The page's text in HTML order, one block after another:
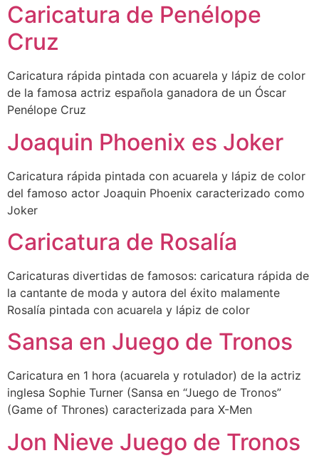
Caricatura de Penélope
Cruz
Caricatura rápida pintada con acuarela y lápiz de color
de la famosa actriz española ganadora de un Óscar
Penélope Cruz
Joaquin Phoenix es Joker
Caricatura rápida pintada con acuarela y lápiz de color
del famoso actor Joaquin Phoenix caracterizado como
Joker
Caricatura de Rosalía
Caricaturas divertidas de famosos: caricatura rápida de
la cantante de moda y autora del éxito malamente
Rosalía pintada con acuarela y lápiz de color
Sansa en Juego de Tronos
Caricatura en 1 hora (acuarela y rotulador) de la actriz
inglesa Sophie Turner (Sansa en “Juego de Tronos”
(Game of Thrones) caracterizada para X-Men
Jon Nieve Juego de Tronos